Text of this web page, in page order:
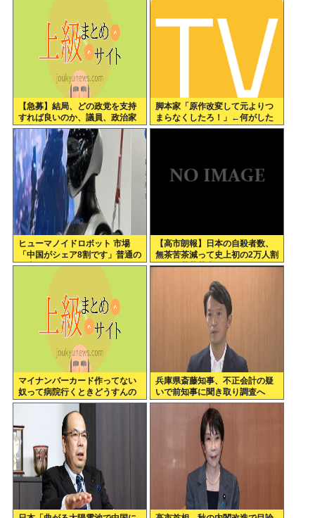
【急募】結局、どの政党を支持
すれば良いのか、議員、政治家
は全員悪か
脚本家「原作改変して元よりつ
まらなくしたろ！」←何がした
いの？
ヒューマノイドロボット 市場
「中国がシェア8割です」普通の
日本人怒りのフェイクニュース
【高市朗報】日本の自殺者数、
無茶苦茶減って史上初の2万人割
れ。無茶苦茶生きやすい国にな
マイナンバーカード作ってない
奴って病院行くときどうすんの
兵庫県斎藤知事、不正会計の疑
いで前知事に聞き取り調査へ